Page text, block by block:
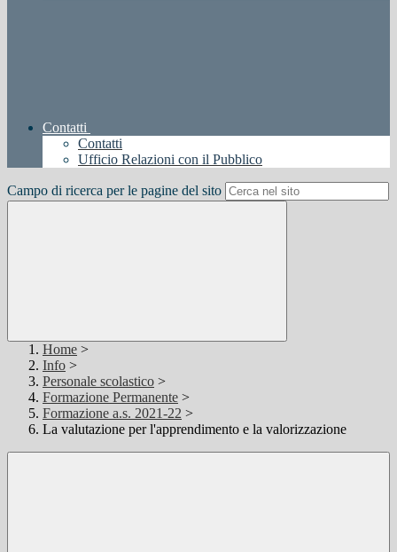
Contatti
Contatti
Ufficio Relazioni con il Pubblico
Campo di ricerca per le pagine del sito
Home >
Info >
Personale scolastico >
Formazione Permanente >
Formazione a.s. 2021-22 >
La valutazione per l'apprendimento e la valorizzazione